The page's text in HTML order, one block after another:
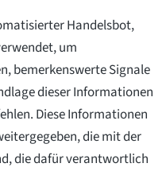
Handelsbot,
um
bemerkenswerte Signale
dieser Informationen
Diese Informationen
die mit der
die dafür verantwortlich